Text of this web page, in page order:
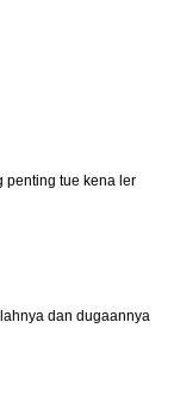
penting tue kena ler
dan dugaannya